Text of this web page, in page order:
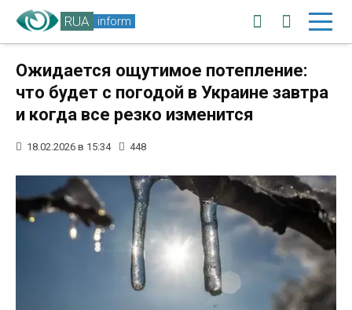
RUA inform
Ожидается ощутимое потепление:
что будет с погодой в Украине завтра
и когда все резко изменится
18.02.2026 в 15:34 448